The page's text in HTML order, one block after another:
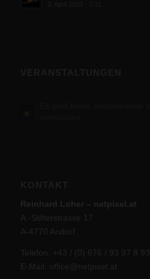
Hinweis
Reinhard Loher – netpixel.at
A.-Stifterstrasse 17
A-4770 Andorf
Telefon: +43 / (0) 676 / 93 97 8 93
E-Mail:
office@netpixel.at